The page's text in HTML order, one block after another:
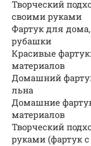
Творческий
своими руками
Фартук для
рубашки
Красивые
материалов
Домашний
льна
Домашние
материалов
Творческий
руками (фартук